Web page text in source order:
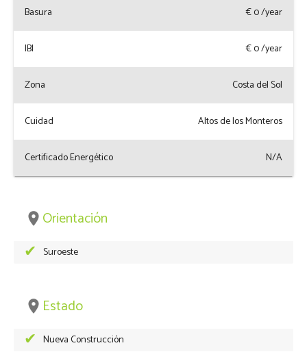
Basura €0/year
IBI €0/year
Zona Costa del Sol
Cuidad Altos de los Monteros
Certificado Energético N/A
place Orientación
Suroeste
place Estado
Nueva Construcción